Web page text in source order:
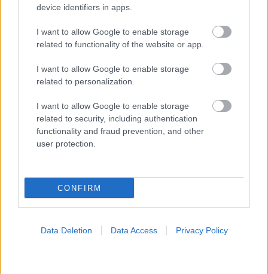
device identifiers in apps.
I want to allow Google to enable storage
related to functionality of the website or app.
I want to allow Google to enable storage
related to personalization.
I want to allow Google to enable storage
related to security, including authentication
functionality and fraud prevention, and other
user protection.
CONFIRM
Data Deletion Data Access Privacy Policy
Προκλήσεις σε άτομα με
την πανδημία [ελληνική
Η Χρ. Κράββαρη
Κατά του Καρκίνου
για τον μυοδιηθητικό